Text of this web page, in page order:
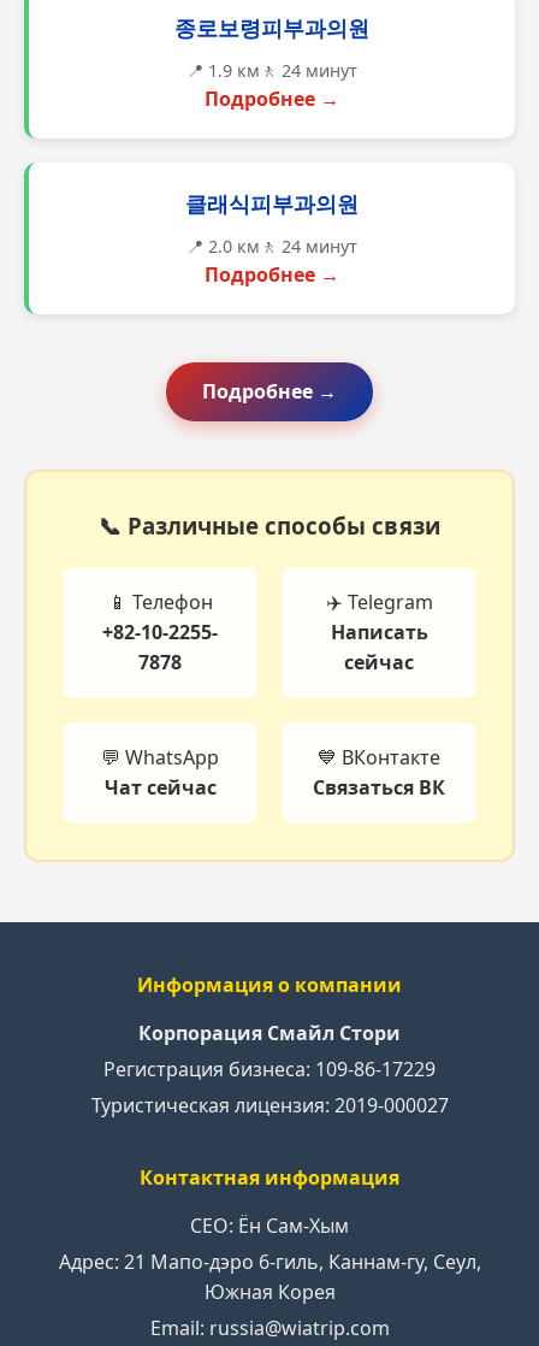
종로보령피부과의원
📍 1.9 км 🚶 24 минут
Подробнее →
클래식피부과의원
📍 2.0 км 🚶 24 минут
Подробнее →
Подробнее →
📞 Различные способы связи
📱 Телефон
+82-10-2255-
7878
✈️ Telegram
Написать
сейчас
💬 WhatsApp
Чат сейчас
💙 ВКонтакте
Связаться ВК
Информация о компании
Корпорация Смайл Стори
Регистрация бизнеса: 109-86-17229
Туристическая лицензия: 2019-000027
Контактная информация
CEO: Ён Сам-Хым
Адрес: 21 Мапо-дэро 6-гиль, Каннам-гу, Сеул,
Южная Корея
Email: russia@wiatrip.com